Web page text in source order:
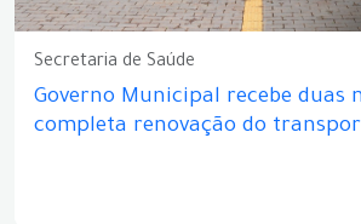
Secretaria de Saúde
Governo Municipal recebe duas
completa renovação do